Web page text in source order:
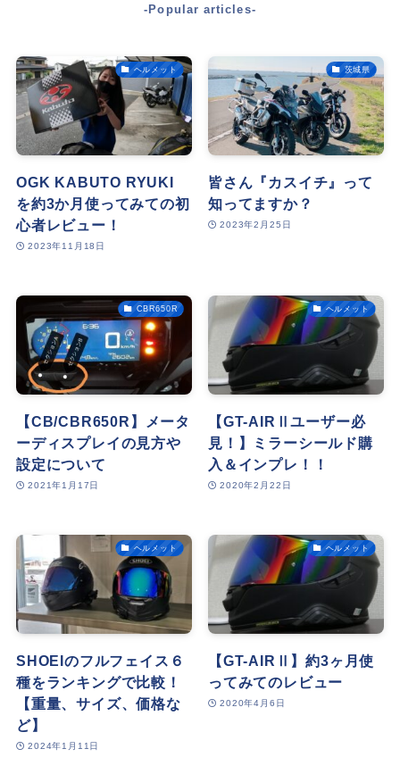
-Popular articles-
ヘルメット
OGK KABUTO RYUKI
を約3か月使ってみての初
心者レビュー！
2023年11月18日
茨城県
皆さん『カスイチ』って
知ってますか？
2023年2月25日
CBR650R
【CB/CBR650R】メータ
ーディスプレイの見方や
設定について
2021年1月17日
ヘルメット
【GT-AIRⅡユーザー必
見！】ミラーシールド購
入＆インプレ！！
2020年2月22日
ヘルメット
SHOEIのフルフェイス６
種をランキングで比較！
【重量、サイズ、価格な
ど】
2024年1月11日
ヘルメット
【GT-AIRⅡ】約3ヶ月使
ってみてのレビュー
2020年4月6日